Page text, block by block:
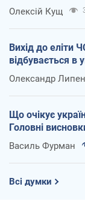
Олексій Кущ
Вихід до еліти
відбувається в
Олександр
Що очікує
Головні
Василь Фурман
Всі думки